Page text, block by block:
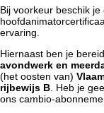
Bij voorkeur beschik
ervaring.
Hiernaast ben je
avondwerk en
(het oosten van)
rijbewijs B . Heb je
ons cambio-